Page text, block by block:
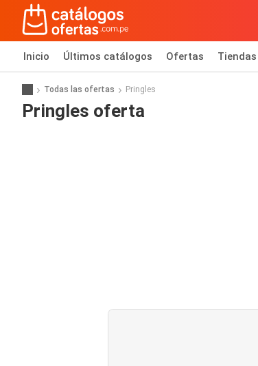
Inicio Últimos catálogos Ofertas Tiendas
Todas las ofertas Pringles
Pringles oferta